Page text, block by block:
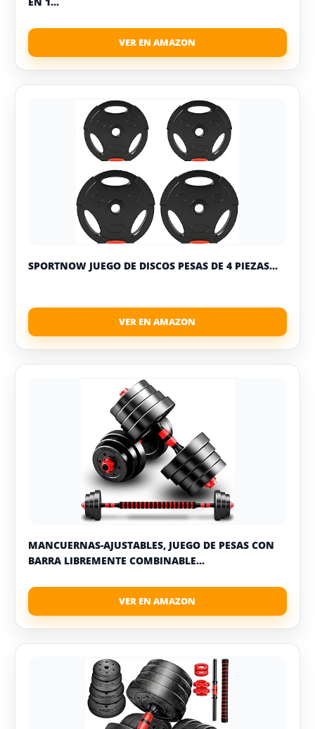
SPORTNOW JUEGO DE DISCOS PESAS DE 4 PIEZAS...
MANCUERNAS-AJUSTABLES, JUEGO DE PESAS CON
BARRA LIBREMENTE COMBINABLE...